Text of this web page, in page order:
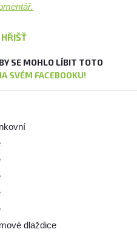
SE MOHLO LÍBIT TOTO
SVÉM FACEBOOKU!
dlaždice